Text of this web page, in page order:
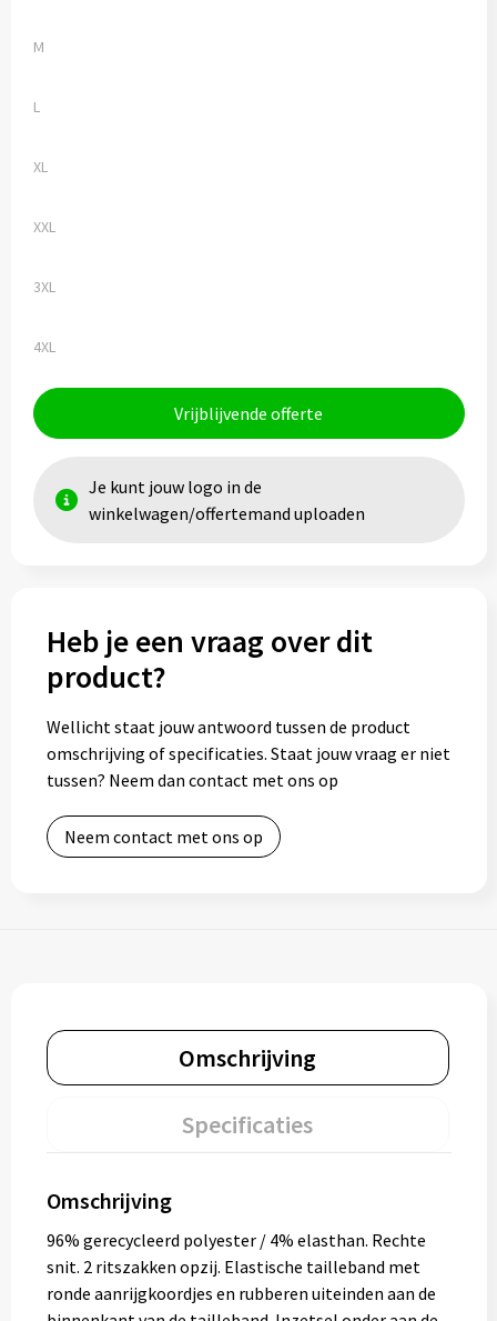
M
L
XL
XXL
3XL
4XL
Vrijblijvende offerte
Je kunt jouw logo in de
winkelwagen/offertemand uploaden
Heb je een vraag over dit
product?
Wellicht staat jouw antwoord tussen de product
omschrijving of specificaties. Staat jouw vraag er niet
tussen? Neem dan contact met ons op
Neem contact met ons op
Omschrijving
Specificaties
Omschrijving
96% gerecycleerd polyester / 4% elasthan. Rechte
snit. 2 ritszakken opzij. Elastische tailleband met
ronde aanrijgkoordjes en rubberen uiteinden aan de